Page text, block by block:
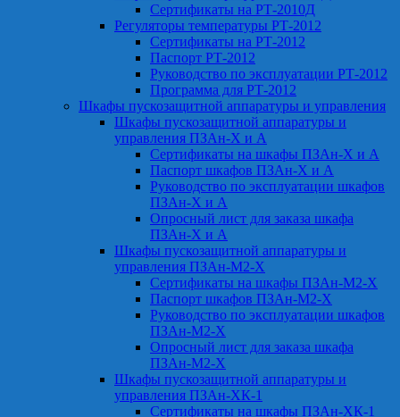
Сертификаты на РТ-2010Д
Регуляторы температуры РТ-2012
Сертификаты на РТ-2012
Паспорт РТ-2012
Руководство по эксплуатации РТ-2012
Программа для РТ-2012
Шкафы пускозащитной аппаратуры и управления
Шкафы пускозащитной аппаратуры и
управления ПЗАн-Х и А
Сертификаты на шкафы ПЗАн-Х и А
Паспорт шкафов ПЗАн-Х и А
Руководство по эксплуатации шкафов
ПЗАн-Х и А
Опросный лист для заказа шкафа
ПЗАн-Х и А
Шкафы пускозащитной аппаратуры и
управления ПЗАн-М2-Х
Сертификаты на шкафы ПЗАн-М2-Х
Паспорт шкафов ПЗАн-М2-Х
Руководство по эксплуатации шкафов
ПЗАн-М2-Х
Опросный лист для заказа шкафа
ПЗАн-М2-Х
Шкафы пускозащитной аппаратуры и
управления ПЗАн-ХК-1
Сертификаты на шкафы ПЗАн-ХК-1